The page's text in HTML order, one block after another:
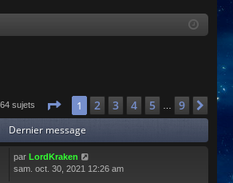
cri
sujets Page 1sur
1 2 3 4 5 … 9
Dernier message
par LordKraken
sam. oct. 30, 2021 12:26 am